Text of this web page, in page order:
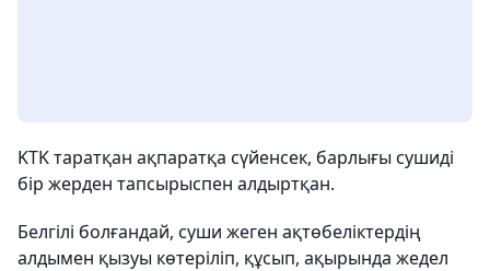
KTK таратқан ақпаратқа сүйенсек, барлығы сушиді
бір жерден тапсырыспен алдыртқан.
Белгілі болғандай, суши жеген ақтөбеліктердің
алдымен қызуы көтеріліп, құсып, ақырында жедел